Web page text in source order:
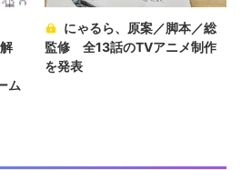
ム
にゃるら、原案／脚本／総
監修 全13話のTVアニメ制作
を発表